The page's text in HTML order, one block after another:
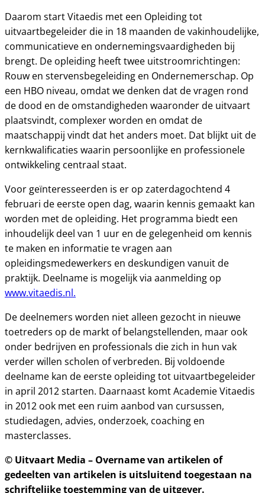
Daarom start Vitaedis met een Opleiding tot
uitvaartbegeleider die in 18 maanden de vakinhoudelijke,
communicatieve en ondernemingsvaardigheden bij
brengt. De opleiding heeft twee uitstroomrichtingen:
Rouw en stervensbegeleiding en Ondernemerschap. Op
een HBO niveau, omdat we denken dat de vragen rond
de dood en de omstandigheden waaronder de uitvaart
plaatsvindt, complexer worden en omdat de
maatschappij vindt dat het anders moet. Dat blijkt uit de
kernkwalificaties waarin persoonlijke en professionele
ontwikkeling centraal staat.
Voor geïnteresseerden is er op zaterdagochtend 4
februari de eerste open dag, waarin kennis gemaakt kan
worden met de opleiding. Het programma biedt een
inhoudelijk deel van 1 uur en de gelegenheid om kennis
te maken en informatie te vragen aan
opleidingsmedewerkers en deskundigen vanuit de
praktijk. Deelname is mogelijk via aanmelding op
www.vitaedis.nl.
De deelnemers worden niet alleen gezocht in nieuwe
toetreders op de markt of belangstellenden, maar ook
onder bedrijven en professionals die zich in hun vak
verder willen scholen of verbreden. Bij voldoende
deelname kan de eerste opleiding tot uitvaartbegeleider
in april 2012 starten. Daarnaast komt Academie Vitaedis
in 2012 ook met een ruim aanbod van cursussen,
studiedagen, advies, onderzoek, coaching en
masterclasses.
© Uitvaart Media – Overname van artikelen of
gedeelten van artikelen is uitsluitend toegestaan na
schriftelijke toestemming van de uitgever.